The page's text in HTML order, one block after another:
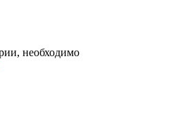
необходимо